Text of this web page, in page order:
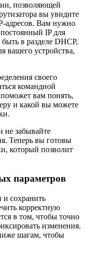
позволяющей
вы увидите
адресов. Вам нужно
IP для
в разделе DHCP,
вашего устройства,
своего
командной
вам понять,
и какой вы можете
не забывайте
Теперь вы готовы
который позволит
параметров
и сохранить
корректную
в том, чтобы точно
изменения.
шагам, чтобы